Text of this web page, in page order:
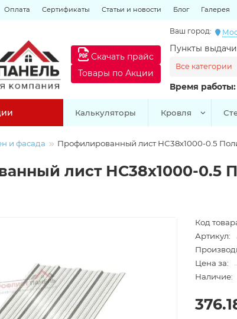
Оплата Сертификаты Статьи и новости Блог Галерея
Ваш город:
Пункты
Время работы:
Все категории
Скачать прайс
Товары по Акции
Калькуляторы Кровля
и фасада Профилированный лист НС38х1000-0.5
лист НС38х1000-0.5
Код
Артикул:
Цена за:
Наличие: